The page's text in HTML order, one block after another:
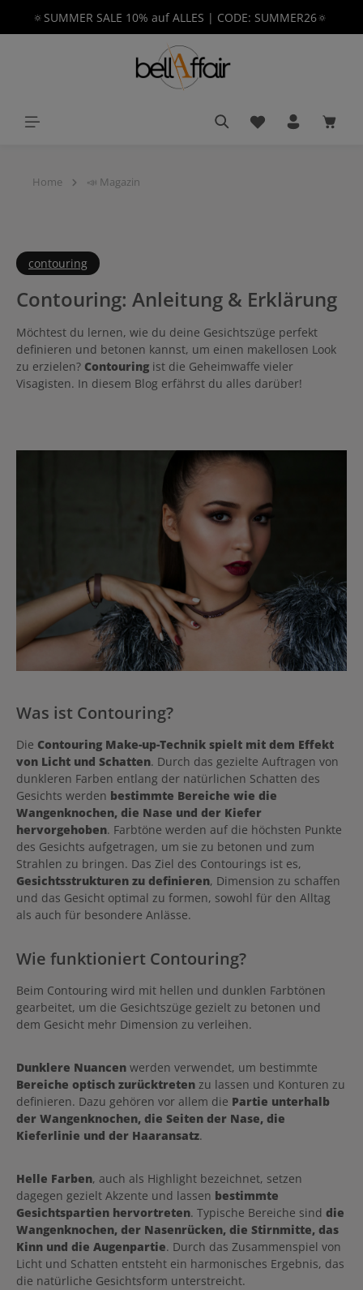
springen
🔅SUMMER SALE 10% auf ALLES | CODE: SUMMER26🔅
Du hast 0
Home 📣 Magazin
contouring
Contouring: Anleitung & Erklärung
Möchtest du lernen, wie du deine Gesichtszüge perfekt
definieren und betonen kannst, um einen makellosen Look
zu erzielen? Contouring ist die Geheimwaffe vieler
Visagisten. In diesem Blog erfährst du alles darüber!
Was ist Contouring?
Die Contouring Make-up-Technik spielt mit dem Effekt
von Licht und Schatten. Durch das gezielte Auftragen von
dunkleren Farben entlang der natürlichen Schatten des
Gesichts werden bestimmte Bereiche wie die
Wangenknochen, die Nase und der Kiefer
hervorgehoben. Farbtöne werden auf die höchsten Punkte
des Gesichts aufgetragen, um sie zu betonen und zum
Strahlen zu bringen. Das Ziel des Contourings ist es,
Gesichtsstrukturen zu definieren, Dimension zu schaffen
und das Gesicht optimal zu formen, sowohl für den Alltag
als auch für besondere Anlässe.
Wie funktioniert Contouring?
Beim Contouring wird mit hellen und dunklen Farbtönen
gearbeitet, um die Gesichtszüge gezielt zu betonen und
dem Gesicht mehr Dimension zu verleihen.
Dunklere Nuancen werden verwendet, um bestimmte
Bereiche optisch zurücktreten zu lassen und Konturen zu
definieren. Dazu gehören vor allem die Partie unterhalb
der Wangenknochen, die Seiten der Nase, die
Kieferlinie und der Haaransatz.
Helle Farben, auch als Highlight bezeichnet, setzen
dagegen gezielt Akzente und lassen bestimmte
Gesichtspartien hervortreten. Typische Bereiche sind die
Wangenknochen, der Nasenrücken, die Stirnmitte, das
Kinn und die Augenpartie. Durch das Zusammenspiel von
Licht und Schatten entsteht ein harmonisches Ergebnis, das
die natürliche Gesichtsform unterstreicht.